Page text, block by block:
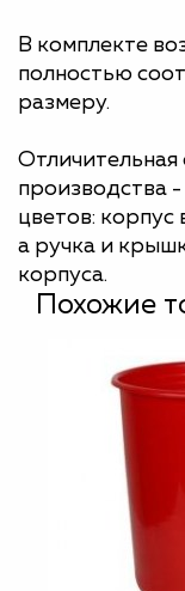
В комплекте
полностью
размеру.
Отличительная
производства
цветов: корпус
а ручка и
корпуса.
Похожие